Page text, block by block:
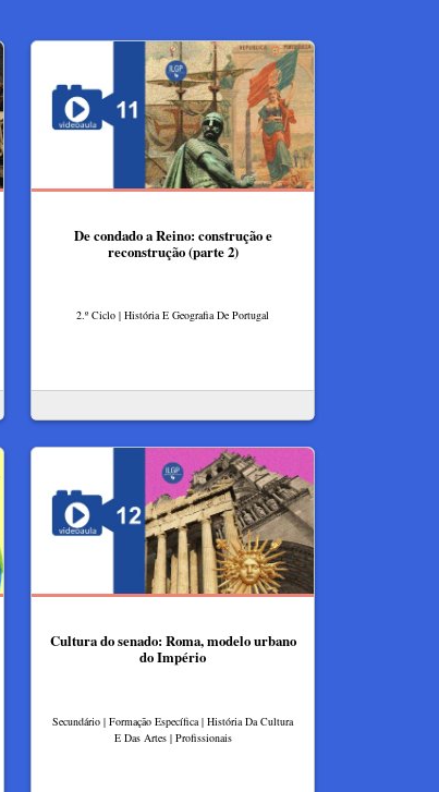
De condado a Reino: construção e
reconstrução (parte 2)
2.º Ciclo | História E Geografia De Portugal
Cultura do senado: Roma, modelo urbano
do Império
Secundário | Formação Específica | História Da Cultura
E Das Artes | Profissionais